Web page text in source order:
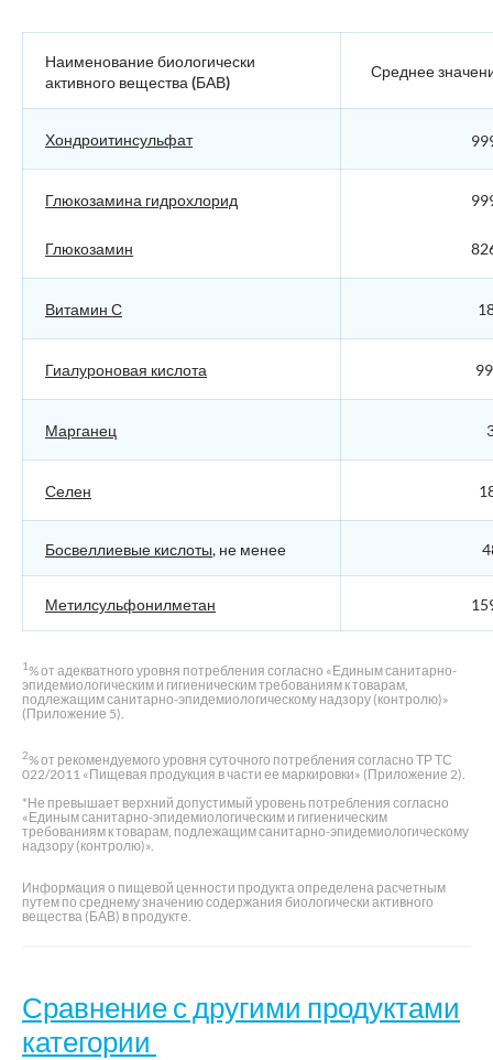
Наименование биологически
активного вещества (БАВ)
Среднее
Хондроитинсульфат
Глюкозамина гидрохлорид
Глюкозамин
Витамин С
Гиалуроновая кислота
Марганец
Селен
Босвеллиевые кислоты, не менее
Метилсульфонилметан
1% от адекватного уровня потребления согласно «Единым санитарно-
эпидемиологическим и гигиеническим требованиям к товарам,
подлежащим санитарно-эпидемиологическому надзору (контролю)»
(Приложение 5).
2% от рекомендуемого уровня суточного потребления согласно ТР ТС
022/2011 «Пищевая продукция в части ее маркировки» (Приложение 2).
*Не превышает верхний допустимый уровень потребления согласно
«Единым санитарно-эпидемиологическим и гигиеническим
требованиям к товарам, подлежащим санитарно-эпидемиологическому
надзору (контролю)».
Информация о пищевой ценности продукта определена расчетным
путем по среднему значению содержания биологически активного
вещества (БАВ) в продукте.
Сравнение с другими продуктами
категории